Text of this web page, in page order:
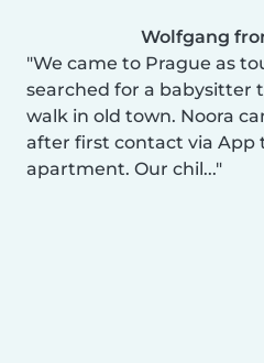
Wolfgang
We came to Prague as
searched for a babysitter
walk in old town. Noora
after first contact via App
apartment. Our chil...